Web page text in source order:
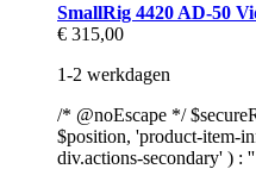
SmallRig 4420 AD-50
€ 315,00
1-2 werkdagen
/* @noEscape */
$position, 'product-item-
div.actions-secondary' ) :